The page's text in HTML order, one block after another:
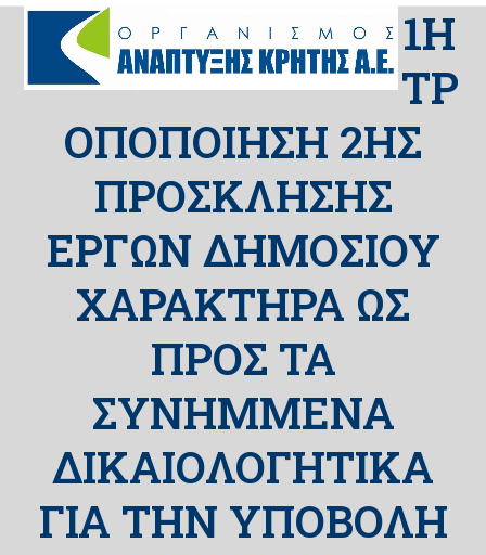
SkipOpen
mobile
menu
Close
mobile
menu
1Η
ΤΡ
ΟΠΟΠΟΙΗΣΗ 2ΗΣ
ΠΡΟΣΚΛΗΣΗΣ
ΕΡΓΩΝ ΔΗΜΟΣΙΟΥ
ΧΑΡΑΚΤΗΡΑ ΩΣ
ΠΡΟΣ ΤΑ
ΣΥΝΗΜΜΕΝΑ
ΔΙΚΑΙΟΛΟΓΗΤΙΚΑ
ΓΙΑ ΤΗΝ ΥΠΟΒΟΛΗ